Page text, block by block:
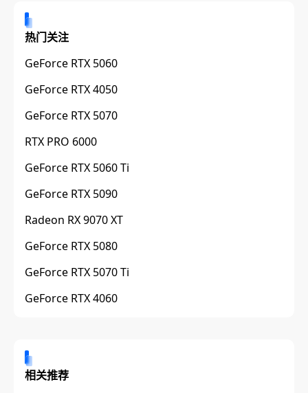
热门关注
GeForce RTX 5060
GeForce RTX 4050
GeForce RTX 5070
RTX PRO 6000
GeForce RTX 5060 Ti
GeForce RTX 5090
Radeon RX 9070 XT
GeForce RTX 5080
GeForce RTX 5070 Ti
GeForce RTX 4060
相关推荐